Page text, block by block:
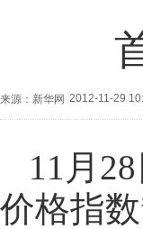
来源：新华网 2012-11-29
11月
价格指